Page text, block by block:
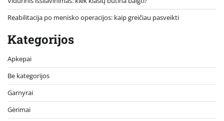
Reabilitacija po menisko operacijos: kaip greičiau pasveikti
Kategorijos
Apkepai
Be kategorijos
Garnyrai
Gėrimai